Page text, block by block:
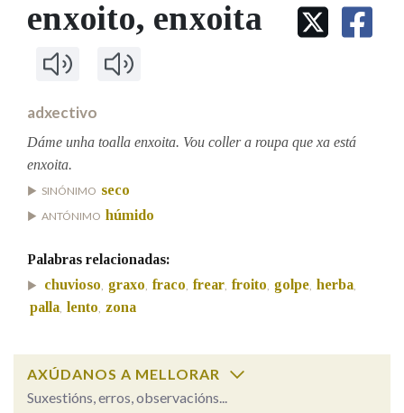
IDENTIDADE CORPORATIVA
MARCIAL DEL ADALID
FIGURAS HOMENAXEADAS
PORTAL DAS PALABRAS
Facebook
TwitterYoutubeInstagram
Bluesky
BUSCAR NOS LEMAS
Comeza por
Contén
BUSCAR NO CONTIDO
Nas definicións
Nos exemplos
enxoito, enxoita
adxectivo
Dáme unha toalla enxoita. Vou coller a roupa que xa está
enxoita.
SINÓNIMO seco
ANTÓNIMO húmido
Palabras relacionadas:
chuvioso, graxo, fraco, frear, froito, golpe, herba,
palla, lento, zona
AXÚDANOS A MELLORAR
Suxestións, erros, observacións...